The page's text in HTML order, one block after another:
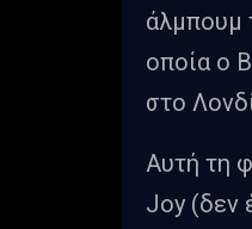
άλμπουμ
οποία ο
στο
Αυτή τη
Joy (δεν